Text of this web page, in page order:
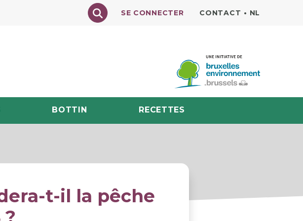
Texte à rechercher
SE CONNECTER CONTACT • NL
BOTTIN RECETTES
t-il la pêche